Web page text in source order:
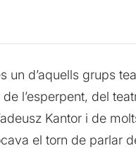
un d’aquells grups
l’esperpent, del
Kantor i de
el torn de parlar